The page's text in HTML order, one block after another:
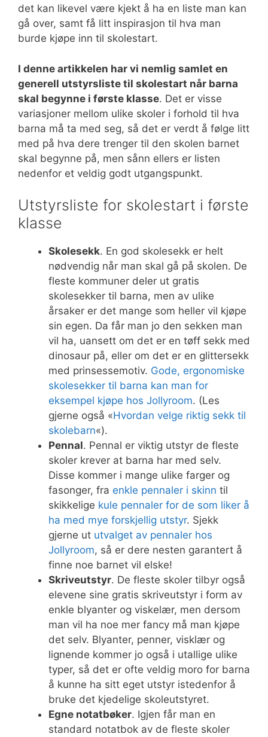
det kan likevel være kjekt å ha en liste man kan
gå over, samt få litt inspirasjon til hva man
burde kjøpe inn til skolestart.
I denne artikkelen har vi nemlig samlet en
generell utstyrsliste til skolestart når barna
skal begynne i første klasse. Det er visse
variasjoner mellom ulike skoler i forhold til hva
barna må ta med seg, så det er verdt å følge litt
med på hva dere trenger til den skolen barnet
skal begynne på, men sånn ellers er listen
nedenfor et veldig godt utgangspunkt.
Utstyrsliste for skolestart i første
klasse
Skolesekk. En god skolesekk er helt
nødvendig når man skal gå på skolen. De
fleste kommuner deler ut gratis
skolesekker til barna, men av ulike
årsaker er det mange som heller vil kjøpe
sin egen. Da får man jo den sekken man
vil ha, uansett om det er en tøff sekk med
dinosaur på, eller om det er en glittersekk
med prinsessemotiv. Gode, ergonomiske
skolesekker til barna kan man for
eksempel kjøpe hos Jollyroom. (Les
gjerne også «Hvordan velge riktig sekk til
skolebarn«).
Pennal. Pennal er viktig utstyr de fleste
skoler krever at barna har med selv.
Disse kommer i mange ulike farger og
fasonger, fra enkle pennaler i skinn til
skikkelige kule pennaler for de som liker å
ha med mye forskjellig utstyr. Sjekk
gjerne ut utvalget av pennaler hos
Jollyroom, så er dere nesten garantert å
finne noe barnet vil elske!
Skriveutstyr. De fleste skoler tilbyr også
elevene sine gratis skriveutstyr i form av
enkle blyanter og viskelær, men dersom
man vil ha noe mer fancy må man kjøpe
det selv. Blyanter, penner, visklær og
lignende kommer jo også i utallige ulike
typer, så det er ofte veldig moro for barna
å kunne ha sitt eget utstyr istedenfor å
bruke det kjedelige skoleutstyret.
Egne notatbøker. Igjen får man en
standard notatbok av de fleste skoler